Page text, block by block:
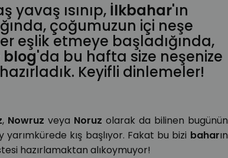
yavaş ısınıp, İlkbahar'ın
çoğumuzun içi neşe
eşlik etmeye başladığında,
blog'da bu hafta size neşenize
hazırladık. Keyifli dinlemeler!
, Nowruz veya Noruz olarak da bilinen bugünün
kış başlıyor. Fakat bu bizi baharın
hazırlamaktan alıkoymuyor!